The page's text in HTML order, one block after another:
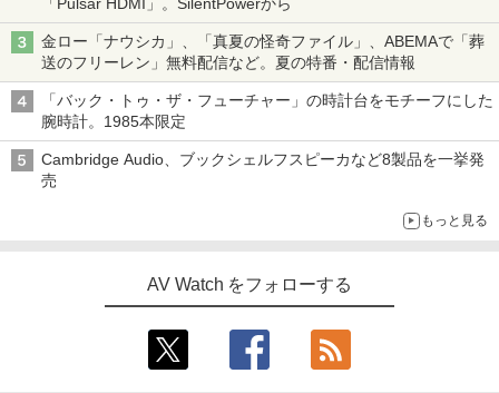
金ロー「ナウシカ」、「真夏の怪奇ファイル」、ABEMAで「葬
送のフリーレン」無料配信など。夏の特番・配信情報
「バック・トゥ・ザ・フューチャー」の時計台をモチーフにした
腕時計。1985本限定
Cambridge Audio、ブックシェルフスピーカなど8製品を一挙発
売
もっと見る
AV Watch をフォローする